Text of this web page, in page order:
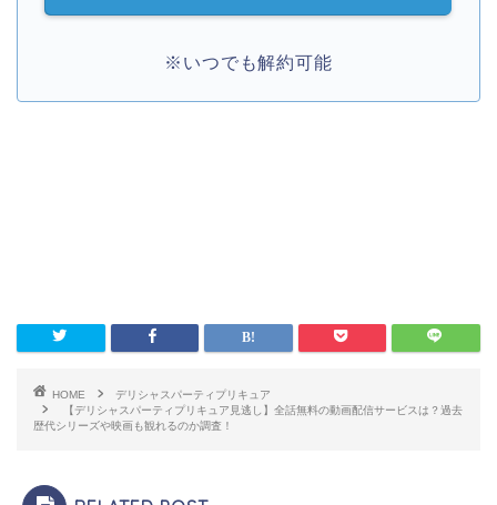
※いつでも解約可能
HOME
デリシャスパーティプリキュア
【デリシャスパーティプリキュア見逃し】全話無料の動画配信サービスは？過去
歴代シリーズや映画も観れるのか調査！